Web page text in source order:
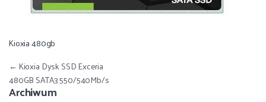
Kioxia 480gb
Nawigacja wpisu
← Kioxia Dysk SSD Exceria
480GB SATA3 550/540Mb/s
Archiwum